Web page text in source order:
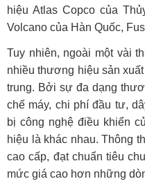
hiệu Atlas Copco của
Volcano của Hàn Quốc,
Tuy nhiên, ngoài một vài
nhiều thương hiệu sản
trung. Bởi sự đa dạng
chế máy, chi phí đầu tư,
bị công nghệ điều khiển
hiệu là khác nhau. Thông
cao cấp, đạt chuẩn tiêu
mức giá cao hơn những